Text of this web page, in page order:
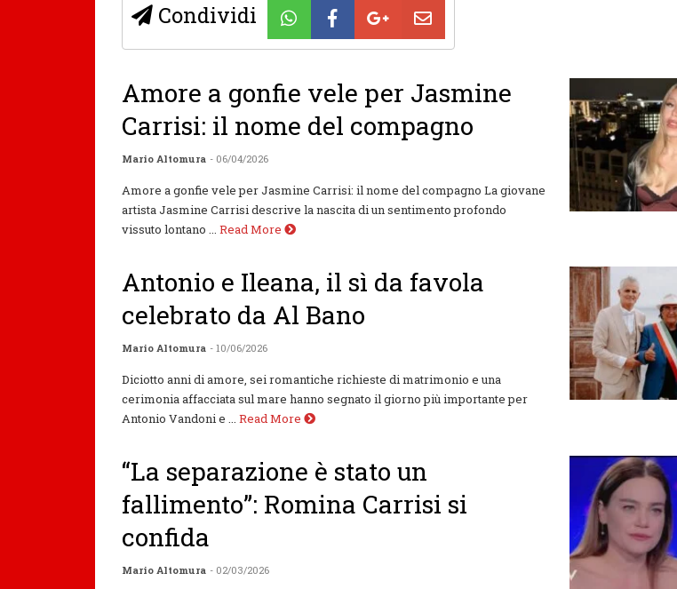
Condividi
Amore a gonfie vele per Jasmine
Carrisi: il nome del compagno
Mario Altomura - 06/04/2026
Amore a gonfie vele per Jasmine Carrisi: il nome del compagno La giovane
artista Jasmine Carrisi descrive la nascita di un sentimento profondo
vissuto lontano ... Read More
Antonio e Ileana, il sì da favola
celebrato da Al Bano
Mario Altomura - 10/06/2026
Diciotto anni di amore, sei romantiche richieste di matrimonio e una
cerimonia affacciata sul mare hanno segnato il giorno più importante per
Antonio Vandoni e ...
Read More
“La separazione è stato un
fallimento”: Romina Carrisi si
confida
Mario Altomura - 02/03/2026